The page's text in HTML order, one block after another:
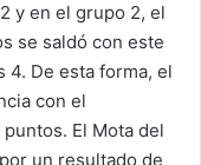
y en el grupo 2, el
se saldó con este
4. De esta forma, el
con el
El Mota del
un resultado de